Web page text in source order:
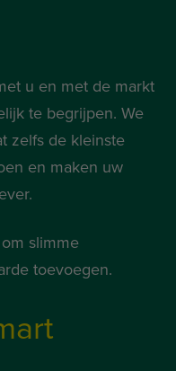
u en met de markt
te begrijpen. We
zelfs de kleinste
en maken uw
slimme
toevoegen.